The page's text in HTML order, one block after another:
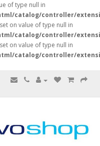
of type null in
catalog/controller/
on value of type null in
catalog/controller/
on value of type null in
catalog/controller/